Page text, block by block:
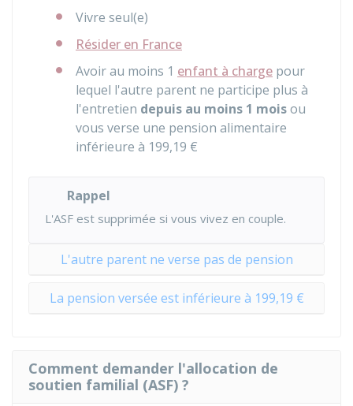
Vivre seul(e)
Résider en France
Avoir au moins 1 enfant à charge pour
lequel l'autre parent ne participe plus à
l'entretien depuis au moins 1 moisou
vous verse une pension alimentaire
inférieure à 199,19 €
Rappel
L'ASF est supprimée si vous vivez en couple.
L'autre parent ne verse pas de pension
La pension versée est inférieure à 199,19 €
Comment demander l'allocation de
soutien familial (ASF) ?